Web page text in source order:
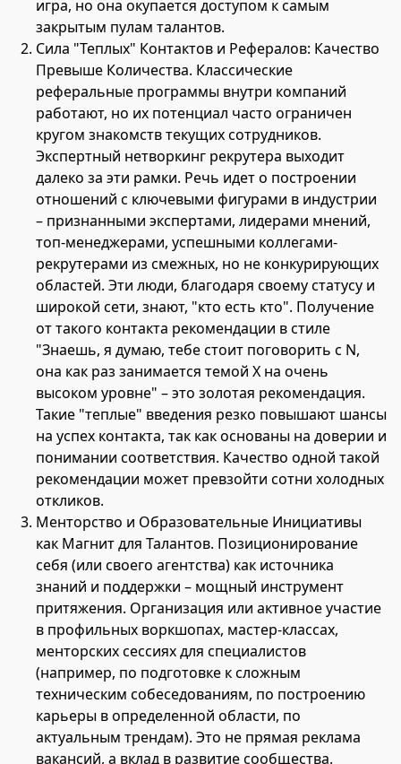
игра, но она окупается доступом к самым
закрытым пулам талантов.
Сила "Теплых" Контактов и Рефералов: Качество
Превыше Количества. Классические
реферальные программы внутри компаний
работают, но их потенциал часто ограничен
кругом знакомств текущих сотрудников.
Экспертный нетворкинг рекрутера выходит
далеко за эти рамки. Речь идет о построении
отношений с ключевыми фигурами в индустрии
– признанными экспертами, лидерами мнений,
топ-менеджерами, успешными коллегами-
рекрутерами из смежных, но не конкурирующих
областей. Эти люди, благодаря своему статусу и
широкой сети, знают, "кто есть кто". Получение
от такого контакта рекомендации в стиле
"Знаешь, я думаю, тебе стоит поговорить с N,
она как раз занимается темой Х на очень
высоком уровне" – это золотая рекомендация.
Такие "теплые" введения резко повышают шансы
на успех контакта, так как основаны на доверии и
понимании соответствия. Качество одной такой
рекомендации может превзойти сотни холодных
откликов.
Менторство и Образовательные Инициативы
как Магнит для Талантов. Позиционирование
себя (или своего агентства) как источника
знаний и поддержки – мощный инструмент
притяжения. Организация или активное участие
в профильных воркшопах, мастер-классах,
менторских сессиях для специалистов
(например, по подготовке к сложным
техническим собеседованиям, по построению
карьеры в определенной области, по
актуальным трендам). Это не прямая реклама
вакансий, а вклад в развитие сообщества.